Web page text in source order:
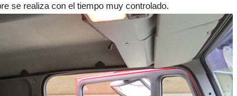
se realiza con el tiempo muy controlado.